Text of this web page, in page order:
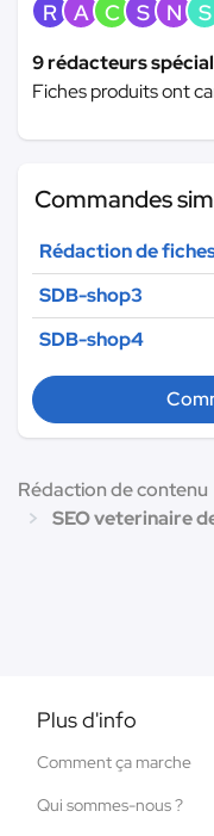
R A C S N S
9 rédacteurs
Fiches produits ont
Commandes
Rédaction de
SDB-shop3
SDB-shop4
Rédaction de contenu
SEO veterinaire
Plus d'info
Comment ça marche
Qui sommes-nous ?